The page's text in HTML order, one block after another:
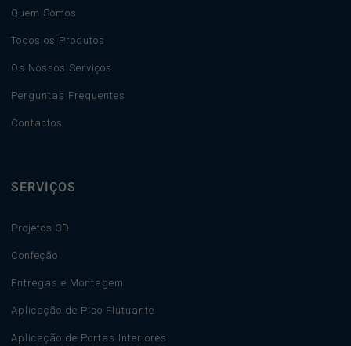
Quem Somos
Todos os Produtos
Os Nossos Serviços
Perguntas Frequentes
Contactos
SERVIÇOS
Projetos 3D
Confeção
Entregas e Montagem
Aplicação de Piso Flutuante
Aplicação de Portas Interiores